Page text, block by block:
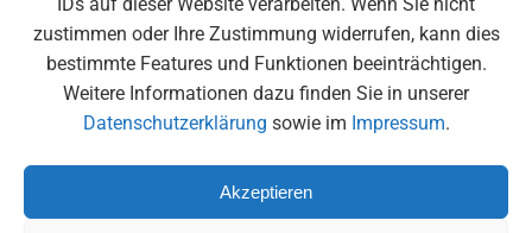
zustimmen oder Ihre Zustimmung widerrufen, kann dies
bestimmte Features und Funktionen beeinträchtigen.
Weitere Informationen dazu finden Sie in unserer
Datenschutzerklärung sowie im Impressum.
Akzeptieren